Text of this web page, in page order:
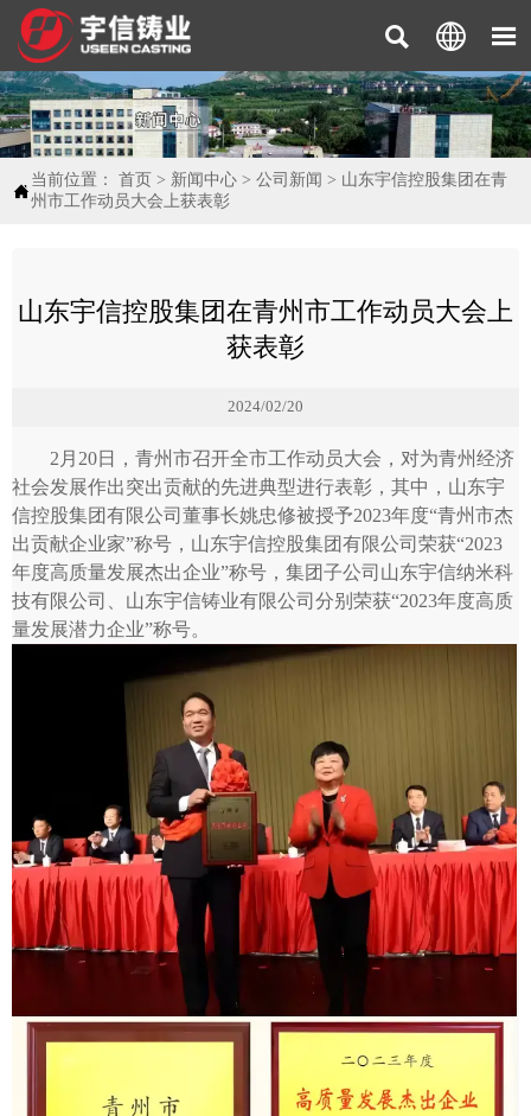
  

当前位置： 首页 > 新闻中心 > 公司新闻 > 山东宇信控股集团在青
州市工作动员大会上获表彰
山东宇信控股集团在青州市工作动员大会上
获表彰
2024/02/20
2月20日，青州市召开全市工作动员大会，对为青州经济
社会发展作出突出贡献的先进典型进行表彰，其中，山东宇
信控股集团有限公司董事长姚忠修被授予2023年度“青州市杰
出贡献企业家”称号，山东宇信控股集团有限公司荣获“2023
年度高质量发展杰出企业”称号，集团子公司山东宇信纳米科
技有限公司、山东宇信铸业有限公司分别荣获“2023年度高质
量发展潜力企业”称号。